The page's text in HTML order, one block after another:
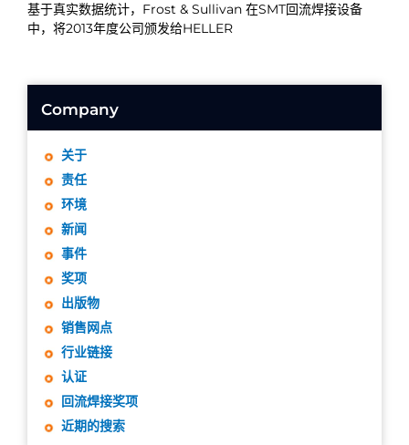
基于真实数据统计，Frost & Sullivan 在SMT回流焊接设备
中，将2013年度公司颁发给HELLER
Company
关于
责任
环境
新闻
事件
奖项
出版物
销售网点
行业链接
认证
回流焊接奖项
近期的搜索